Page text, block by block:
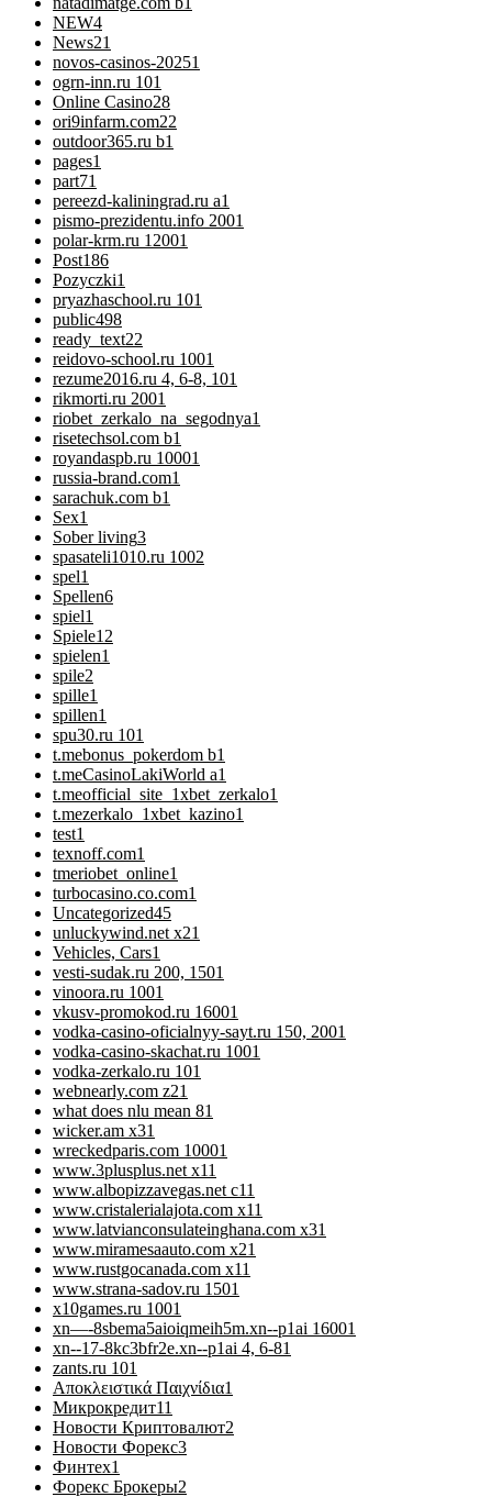
NEW4
News21
novos-casinos-20251
ogrn-inn.ru 101
Online Casino28
ori9infarm.com22
outdoor365.ru b1
pages1
part71
pereezd-kaliningrad.ru a1
pismo-prezidentu.info 2001
polar-krm.ru 12001
Post186
Pozyczki1
pryazhaschool.ru 101
public498
ready_text22
reidovo-school.ru 1001
rezume2016.ru 4, 6-8, 101
rikmorti.ru 2001
riobet_zerkalo_na_segodnya1
risetechsol.com b1
royandaspb.ru 10001
russia-brand.com1
sarachuk.com b1
Sex1
Sober living3
spasateli1010.ru 1002
spel1
Spellen6
spiel1
Spiele12
spielen1
spile2
spille1
spillen1
spu30.ru 101
t.mebonus_pokerdom b1
t.meCasinoLakiWorld a1
t.meofficial_site_1xbet_zerkalo1
t.mezerkalo_1xbet_kazino1
test1
texnoff.com1
tmeriobet_online1
turbocasino.co.com1
Uncategorized45
unluckywind.net x21
Vehicles, Cars1
vesti-sudak.ru 200, 1501
vinoora.ru 1001
vkusv-promokod.ru 16001
vodka-casino-oficialnyy-sayt.ru 150, 2001
vodka-casino-skachat.ru 1001
vodka-zerkalo.ru 101
webnearly.com z21
what does nlu mean 81
wicker.am x31
wreckedparis.com 10001
www.3plusplus.net x11
www.albopizzavegas.net c11
www.cristalerialajota.com x11
www.latvianconsulateinghana.com x31
www.miramesaauto.com x21
www.rustgocanada.com x11
www.strana-sadov.ru 1501
x10games.ru 1001
xn—-8sbema5aioiqmeih5m.xn--p1ai 16001
xn--17-8kc3bfr2e.xn--p1ai 4, 6-81
zants.ru 101
Αποκλειστικά Παιχνίδια1
Микрокредит11
Новости Криптовалют2
Новости Форекс3
Финтех1
Форекс Брокеры2